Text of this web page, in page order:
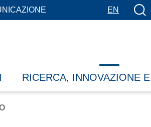
EN
RICERCA, INNOVAZIONE